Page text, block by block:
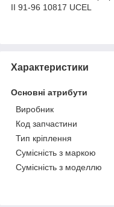
II 91-96 10817 UCEL
Характеристики
Основні атрибути
Виробник
Код запчастини
Тип кріплення
Сумісність з маркою
Сумісність з моделлю